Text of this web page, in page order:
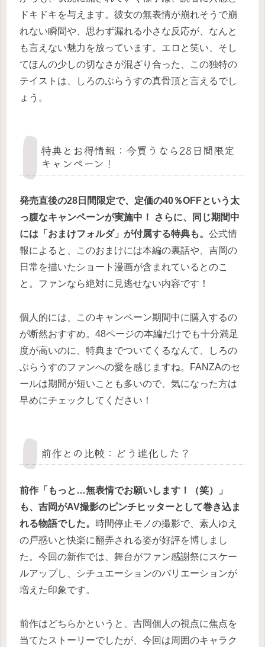
ドキドキを与えます。彼女の無表情が崩れそうで崩
れない瞬間や、思わず漏れる小さな反応が、なんと
も言えない魅力を放っています。エロと笑い、そし
てほんの少しの切なさが混ざり合った、この独特の
テイストは、しろのぶらうすの真骨頂と言えるでし
ょう。
特典とお得情報：今買うなら28日間限定
キャンペーン！
発売直後の28日間限定で、定価の40％OFFという太
っ腹なキャンペーンが実施中！ さらに、同じ期間中
には「おまけフォルダ」が付属する特典も。 公式情
報によると、このおまけには本編の裏話や、吉岡の
日常を描いたショート漫画が含まれているとのこ
と。ファンなら絶対に見逃せない内容です！
個人的には、このキャンペーン期間中に購入するの
が断然おすすめ。48ページの本編だけでも十分満足
度が高いのに、特典までついてくるなんて、しろの
ぶらうすのファンへの愛を感じますね。FANZAのセ
ールは期間が短いことも多いので、気になった方は
早めにチェックしてください！
前作との比較：どう進化した？
前作「もっと…無表情でお願いします！（笑）」
も、吉岡がAV撮影のピンチヒッターとして巻き込ま
れる物語でした。 時間停止モノの撮影で、素人ゆえ
の戸惑いと快楽に翻弄される姿が好評を博しまし
た。今回の新作では、舞台がファン感謝祭にスケー
ルアップし、シチュエーションのバリエーションが
増えた印象です。
前作はどちらかというと、吉岡個人の視点に焦点を
当てたストーリーでしたが、今回は周囲のキャラク